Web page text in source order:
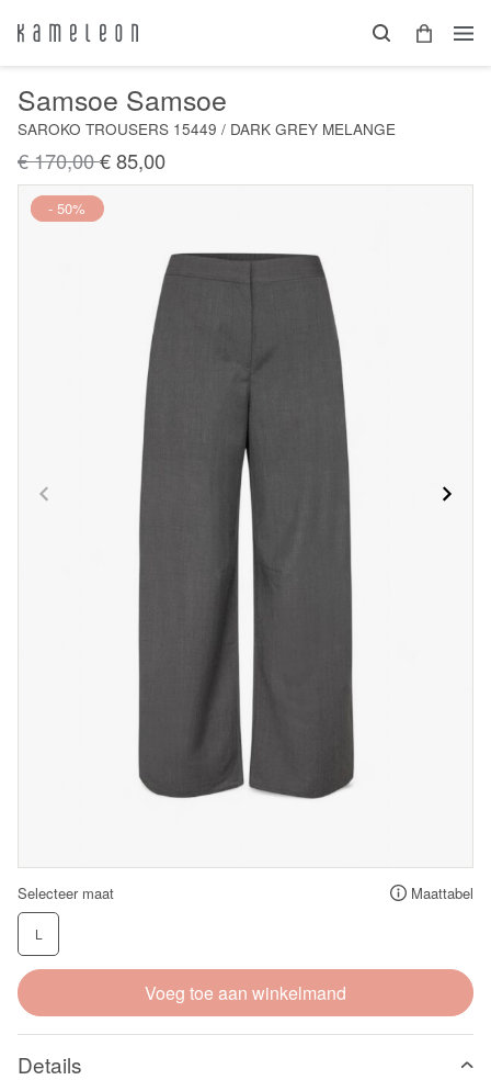
Samsoe Samsoe
SAROKO TROUSERS 15449 / DARK GREY MELANGE
€ 170,00€ 85,00
Nieuw
- 50%
Selecteer maat Maattabel
L
Voeg toe aan winkelmand
Details